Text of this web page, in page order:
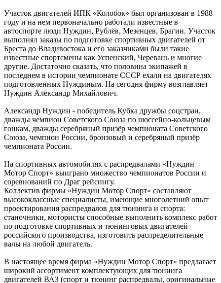
Участок двигателей ИПК «Колобок» был организован в 1988
году и на нем первоначально работали известные в
автоспорте люди Нуждин, Рублёв, Мезенцев, Брагин. Участок
выполнял заказы по подготовке спортивных двигателей от
Бреста до Владивостока и его заказчиками были такие
известные спортсмены как Успенский, Черевань и многие
другие. Достаточно сказать, что половина экипажей в
последнем в истории чемпионате СССР ехали на двигателях
подготовленных Нуждиным. На сегодня фирму возглавляет
Нуждин Александр Михайлович.
Александр Нуждин - победитель Кубка дружбы соцстран,
дважды чемпион Советского Союза по шоссейно-кольцевым
гонкам, дважды серебряный призёр чемпионата Советского
Союза, чемпион России, бронзовый и серебряный призёр
чемпионата России.
На спортивных автомобилях с распредвалами «Нуждин
Мотор Спорт» выиграно множество чемпионатов России и
соревнований по Драг рейсингу.
Коллектив фирмы «Нуждин Мотор Спорт» составляют
высококлассные специалисты, имеющие многолетний опыт
проектирования распредвалов для тюнинга и спорта:
станочники, мотористы способные выполнить комплекс работ
по подготовке спортивных и тюнинговых двигателей
российского производства, изготовить распределительные
валы на любой двигатель.
В настоящее время фирма «Нуждин Мотор Спорт» предлагает
широкий ассортимент комплектующих для тюнинга
двигателей ВАЗ (спорт и тюнинг распредвалы, оригинальные